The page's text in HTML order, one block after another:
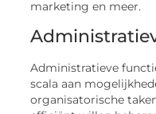
marketing en meer.
Administratieve
scala aan
organisatorische